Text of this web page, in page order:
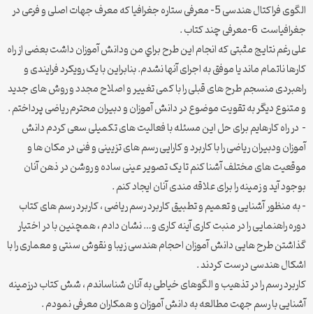
الگوی فراکتال هندسی 5- معرفی ستاره جغرافیا که معرف جهات اصلی و فرعی در
جغرافیاست 6-معرفی چند کتاب .
علی رغم نتایج مثبتی که انجام این طرح براي من ودانش آموزان داشت بعضی از راه
کارها ناتمام ماند یا موفق به اجرای آنها نشدم. بنابراین با یک رویکرد فرایندی و
راهبردی منسجم طرح های قبلی را با کمی تغییر و اصلاح مجدد و روش های جدید
و متنوع ديگر به تقویت موضوع در دانش آموزان و دبیران محترم ریاضی پرداختم .
– در راه کارهایم برای حل این مسئله با فعالیت های تکمیلی سعی کردم دانش
آموزان ودبیران ریاضی را با کاربرد و کارایی رسم های تزیینی و فنی در مکان ها و
موقعیت های مختلف آشنا کنم تا یک تصویر عینی ساده و روشن در ذهن آنان
بوجود آید و زمینه را برای علاقه مندی آنان ایجاد کنم .
– به منظور آشنایی و تعمیم و تطبیق کاربرد رسم ریاضی ، کاربرد رسم های كتاب
دوره راهنمایی را در منبت کاری آینه کاری و… نشان دادم ، همچنین با در اختیار
گذاشتن طرح هایی دانش آموزان احجام هندسی زیبا و نقوش سنتی و معماری را با
اشکال هندسی درست کردند .
کاربرد رسم را در تذهیب و الگوهای خیاطی به آنان شناساندم ، شش کتاب درزمینه
آشنایی با رسم جهت مطالعه به دانش آموزان و همکاران معرفی نمودم .